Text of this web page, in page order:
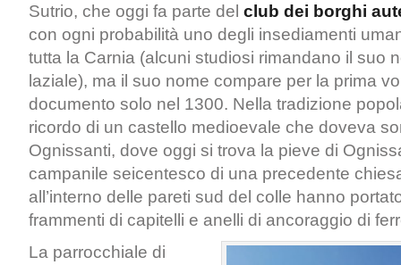
Sutrio, che oggi fa parte del club dei borghi
con ogni probabilità uno degli insediamenti
tutta la Carnia (alcuni studiosi rimandano il suo
laziale), ma il suo nome compare per la prima
documento solo nel 1300. Nella tradizione
ricordo di un castello medioevale che doveva
Ognissanti, dove oggi si trova la pieve di
campanile seicentesco di una precedente
all’interno delle pareti sud del colle hanno
frammenti di capitelli e anelli di ancoraggio di
La parrocchiale di